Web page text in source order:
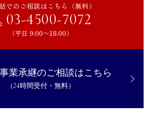
でのご相談はこちら（無料）
03-4500-7072
（平日 9:00〜18:00）
業承継のご相談はこちら
（24時間受付・無料）